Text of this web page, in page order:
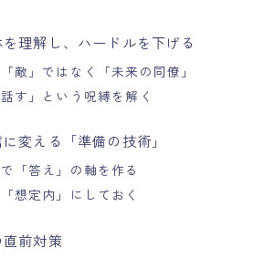
理解し、ハードルを下げる
敵」ではなく「未来の同僚」
話す」という呪縛を解く
変える「準備の技術」
「答え」の軸を作る
想定内」にしておく
前対策